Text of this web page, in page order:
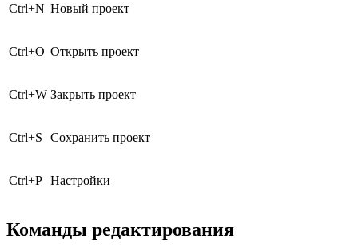
Ctrl+N Новый проект
Ctrl+O Открыть проект
Ctrl+W Закрыть проект
Ctrl+S Сохранить проект
Ctrl+P Настройки
Команды редактирования